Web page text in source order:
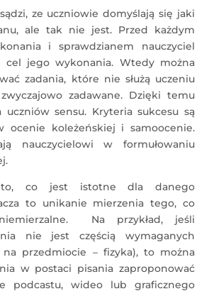
ze uczniowie domyślają się jaki
ale tak nie jest. Przed każdym
i sprawdzianem nauczyciel
cel jego wykonania. Wtedy można
zadania, które nie służą uczeniu
zadawane. Dzięki temu
uczniów sensu. Kryteria sukcesu są
koleżeńskiej i samoocenie.
nauczycielowi w formułowaniu
to, co jest istotne dla danego
to unikanie mierzenia tego, co
Na przykład, jeśli
nie jest częścią wymaganych
przedmiocie – fizyka), to można
w postaci pisania zaproponować
podcastu, wideo lub graficznego